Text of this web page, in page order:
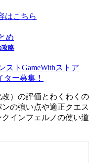
はこちら
め
攻略
ストGameWithストア
ー募集！
）の評価とわくわくの
の強い点や適正クエス
インフェルノの使い道